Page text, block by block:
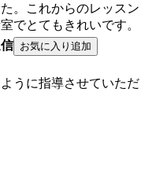
。これからのレッスン
でとてもきれいです。
うに指導させていただ